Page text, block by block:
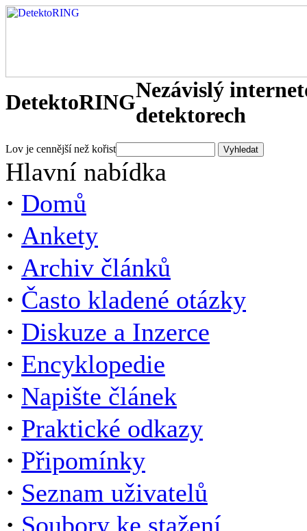
DetektoRINGNezávislý
detektorech
Lov je cennější než kořist
Hlavní nabídka
· Domů
· Ankety
· Archiv článků
· Často kladené otázky
· Diskuze a Inzerce
· Encyklopedie
· Napište článek
· Praktické odkazy
· Připomínky
· Seznam uživatelů
· Soubory ke stažení